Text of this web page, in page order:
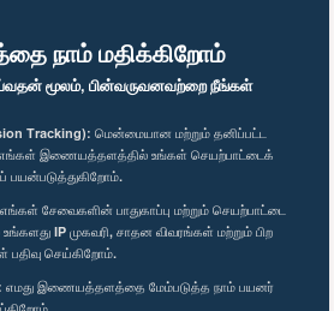
நாம் மதிக்கிறோம்
மூலம், பின்வருவனவற்றை நீங்கள்
Tracking): மென்மையான மற்றும் தனிப்பட்ட
எங்கள் இணையத்தளத்தில் உங்கள் செயற்பாட்டைக்
எங்கள் சேவைகளின் பாதுகாப்பு மற்றும் செயற்பாட்டை
உங்களது IP முகவரி, சாதன விவரங்கள் மற்றும் பிற
செய்கிறோம்.
எமது இணையத்தளத்தை மேம்படுத்த நாம் பயனர்